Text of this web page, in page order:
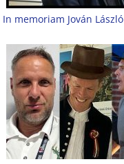
In memoriam Jován László